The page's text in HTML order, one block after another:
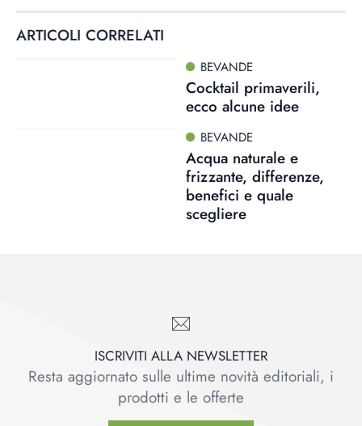
ARTICOLI CORRELATI
BEVANDE
Cocktail primaverili,
ecco alcune idee
BEVANDE
Acqua naturale e
frizzante, differenze,
benefici e quale
scegliere
ISCRIVITI ALLA NEWSLETTER
Resta aggiornato sulle ultime novità editoriali, i
prodotti e le offerte